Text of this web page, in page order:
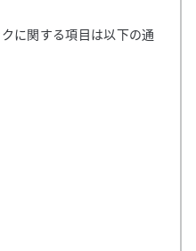
に関する項目は以下の通